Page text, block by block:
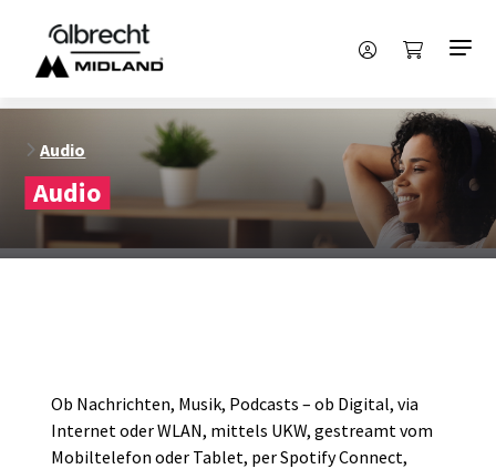
Audio
Audio
Ob Nachrichten, Musik, Podcasts – ob Digital, via
Internet oder WLAN, mittels UKW, gestreamt vom
Mobiltelefon oder Tablet, per Spotify Connect,